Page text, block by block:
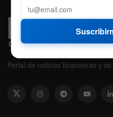
Portal de noticias financieras y